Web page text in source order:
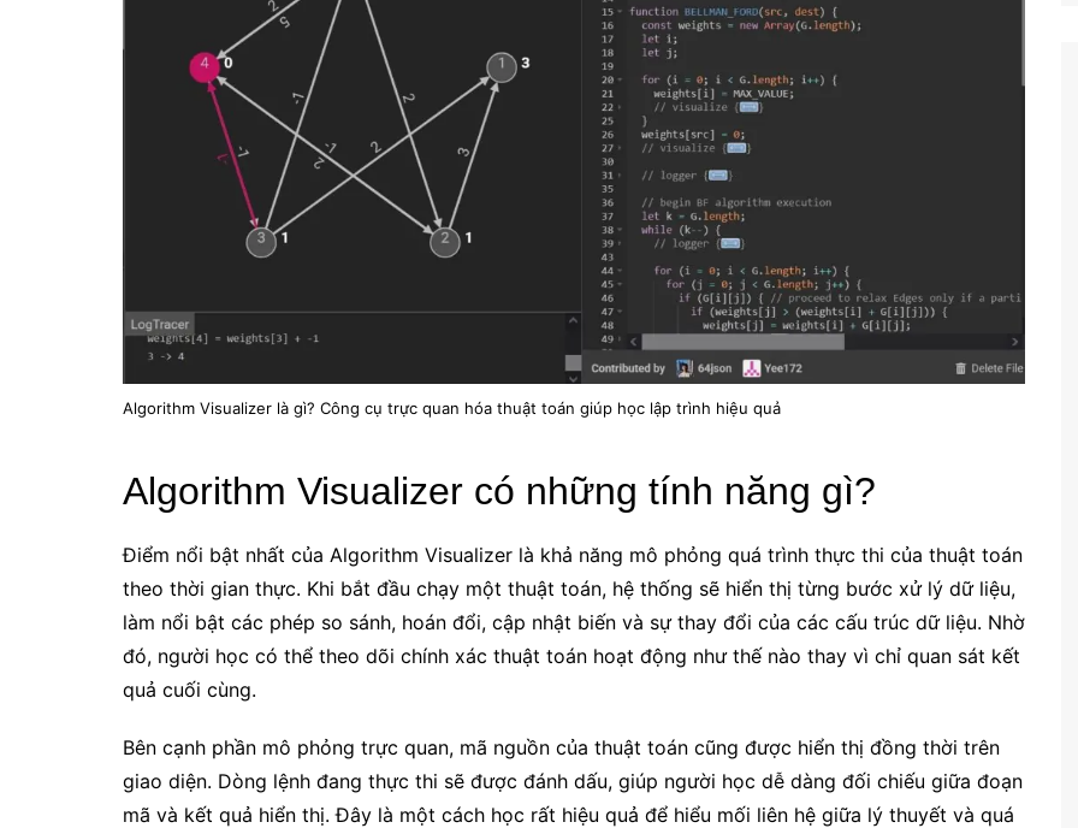
Algorithm Visualizer là gì? Công cụ trực quan hóa thuật toán giúp học lập trình hiệu quả
Algorithm Visualizer có những tính năng gì?
Điểm nổi bật nhất của Algorithm Visualizer là khả năng mô phỏng quá trình thực thi của thuật toán
theo thời gian thực. Khi bắt đầu chạy một thuật toán, hệ thống sẽ hiển thị từng bước xử lý dữ liệu,
làm nổi bật các phép so sánh, hoán đổi, cập nhật biến và sự thay đổi của các cấu trúc dữ liệu. Nhờ
đó, người học có thể theo dõi chính xác thuật toán hoạt động như thế nào thay vì chỉ quan sát kết
quả cuối cùng.
Bên cạnh phần mô phỏng trực quan, mã nguồn của thuật toán cũng được hiển thị đồng thời trên
giao diện. Dòng lệnh đang thực thi sẽ được đánh dấu, giúp người học dễ dàng đối chiếu giữa đoạn
mã và kết quả hiển thị. Đây là một cách học rất hiệu quả để hiểu mối liên hệ giữa lý thuyết và quá